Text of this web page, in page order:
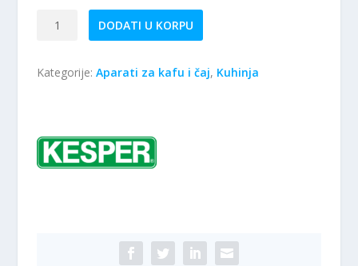
Kesper
KSP57902-
Za
DODATI U KORPU
Kategorije:Aparati za kafu i čaj, Kuhinja